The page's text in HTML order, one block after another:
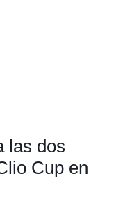
las dos
Cup en